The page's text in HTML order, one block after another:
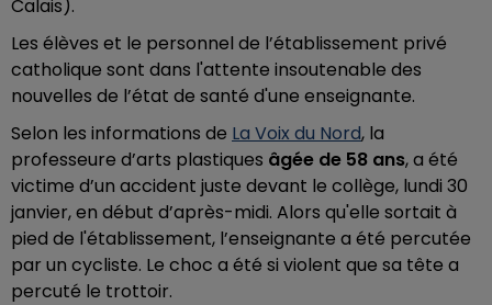
Calais).
Les élèves et le personnel de l’établissement privé
catholique sont dans l'attente insoutenable des
nouvelles de l’état de santé d'une enseignante.
Selon les informations de La Voix du Nord, la
professeure d’arts plastiques âgée de 58 ans, a été
victime d’un accident juste devant le collège, lundi 30
janvier, en début d’après-midi. Alors qu'elle sortait à
pied de l'établissement, l’enseignante a été percutée
par un cycliste. Le choc a été si violent que sa tête a
percuté le trottoir.